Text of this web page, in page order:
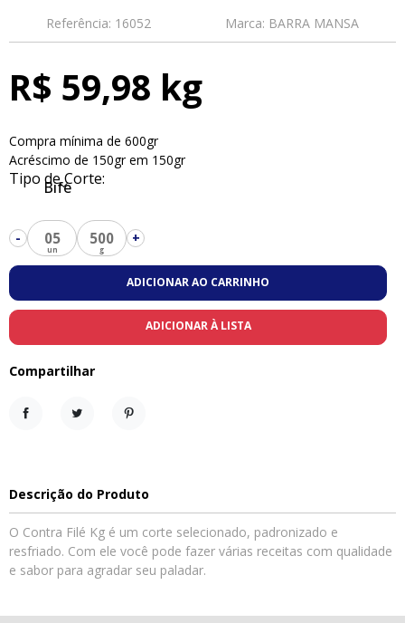
Referência: 16052 Marca: BARRA MANSA
R$ 59,98 kg
Compra mínima de 600gr
Acréscimo de 150gr em 150gr
Tipo de Corte:
Bife
- 05 500 +
ADICIONAR AO CARRINHO
ADICIONAR À LISTA
Compartilhar
Descrição do Produto
O Contra Filé Kg é um corte selecionado, padronizado e
resfriado. Com ele você pode fazer várias receitas com qualidade
e sabor para agradar seu paladar.